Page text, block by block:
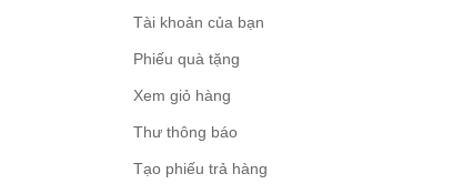
Tài khoản của bạn
Phiếu quà tặng
Xem giỏ hàng
Thư thông báo
Tạo phiếu trả hàng